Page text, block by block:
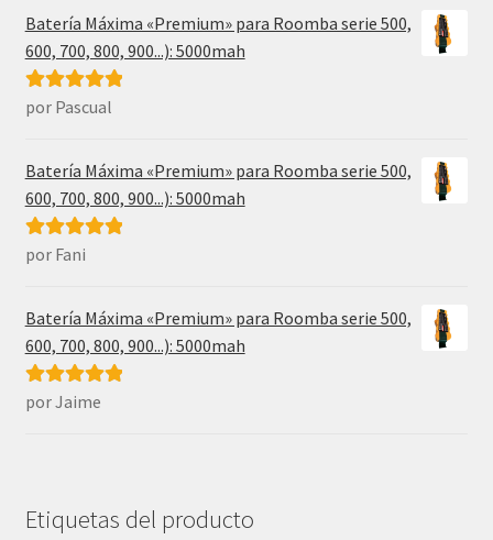
Batería Máxima «Premium» para Roomba serie 500,
600, 700, 800, 900...): 5000mah
Valorado con
por Pascual
Batería Máxima «Premium» para Roomba serie 500,
600, 700, 800, 900...): 5000mah
Valorado con
por Fani
Batería Máxima «Premium» para Roomba serie 500,
600, 700, 800, 900...): 5000mah
Valorado con
por Jaime
Etiquetas del producto